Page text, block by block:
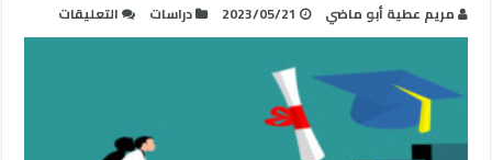
مريم عطية أبو ماضي 2023/05/21 دراسات التعليقات
ما